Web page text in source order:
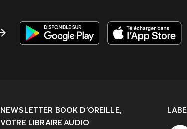
NEWSLETTER BOOK D’OREILLE,
VOTRE LIBRAIRE AUDIO